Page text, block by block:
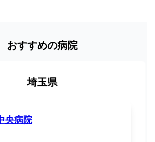
おすすめの病院
埼玉県
央病院